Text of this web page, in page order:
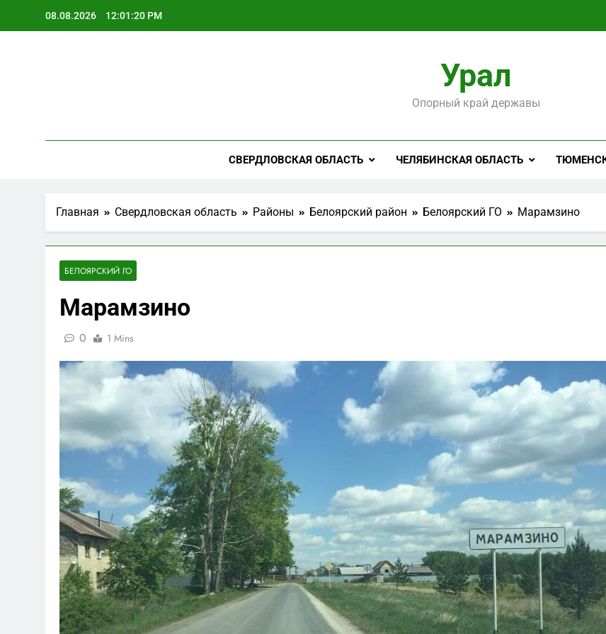
08.08.2026 12:01:21 PM
Урал
Опорный край державы
СВЕРДЛОВСКАЯ ОБЛАСТЬ ЧЕЛЯБИНСКАЯ ОБЛАСТЬ
Главная Свердловская область Районы Белоярский район Белоярский ГО Марамзино
БЕЛОЯРСКИЙ ГО
Марамзино
0 1 Mins